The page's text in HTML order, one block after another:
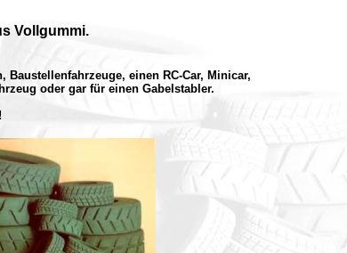
Vollgummi.
Baustellenfahrzeuge, einen RC-Car, Minicar,
oder gar für einen Gabelstabler.